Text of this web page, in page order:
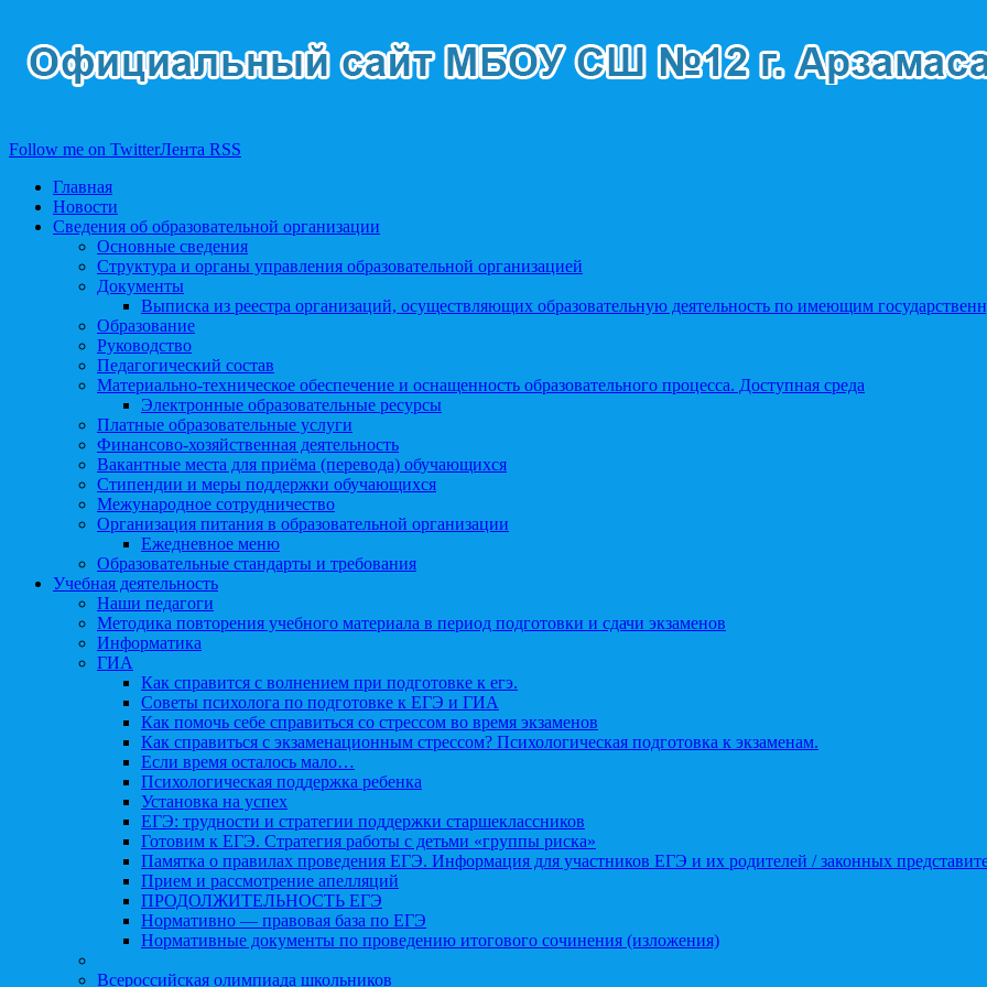
Follow me on TwitterЛента RSS
Главная
Новости
Сведения об образовательной организации
Основные сведения
Структура и органы управления образовательной организацией
Документы
Выписка из реестра организаций, осуществляющих образовательную деятельность по имеющим
Образование
Руководство
Педагогический состав
Материально-техническое обеспечение и оснащенность образовательного процесса. Доступная среда
Электронные образовательные ресурсы
Платные образовательные услуги
Финансово-хозяйственная деятельность
Вакантные места для приёма (перевода) обучающихся
Стипендии и меры поддержки обучающихся
Межународное сотрудничество
Организация питания в образовательной организации
Ежедневное меню
Образовательные стандарты и требования
Учебная деятельность
Наши педагоги
Методика повторения учебного материала в период подготовки и сдачи экзаменов
Информатика
ГИА
Как справится с волнением при подготовке к егэ.
Советы психолога по подготовке к ЕГЭ и ГИА
Как помочь себе справиться со стрессом во время экзаменов
Как справиться с экзаменационным стрессом? Психологическая подготовка к экзаменам.
Если время осталось мало…
Психологическая поддержка ребенка
Установка на успех
ЕГЭ: трудности и стратегии поддержки старшеклассников
Готовим к ЕГЭ. Стратегия работы с детьми «группы риска»
Памятка о правилах проведения ЕГЭ. Информация для участников ЕГЭ и их родителей / законных
Прием и рассмотрение апелляций
ПРОДОЛЖИТЕЛЬНОСТЬ ЕГЭ
Нормативно — правовая база по ЕГЭ
Нормативные документы по проведению итогового сочинения (изложения)
Всероссийская олимпиада школьников